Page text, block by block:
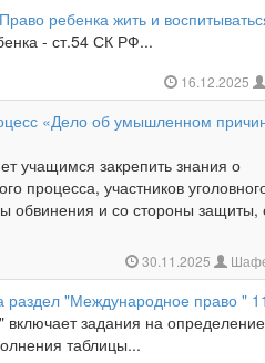
ребенка жить и
- ст.54 СК РФ...
16.12.2025
«Дело об умышленном
учащимся закрепить знания о
процесса, участников
обвинения и со стороны защиты,
30.11.2025
"Международное право "
задания на определение
таблицы...